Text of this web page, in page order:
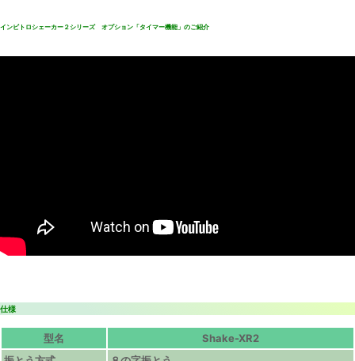
インビトロシェーカー２シリーズ オプション「タイマー機能」のご紹介
仕様
型名
Shake-XR2